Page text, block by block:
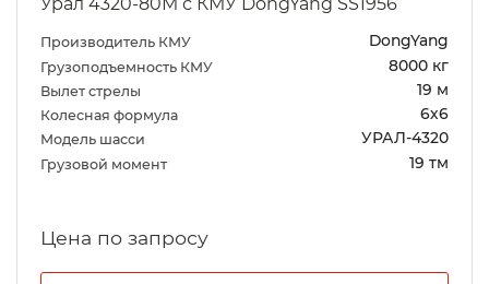
Производитель КМУ DongYang
Грузоподъемность КМУ 8000 кг
Вылет стрелы 19 м
Колесная формула 6х6
Модель шасси УРАЛ-4320
Грузовой момент 19 тм
Цена по запросу